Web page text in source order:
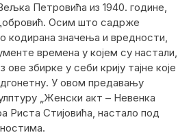
Петровића из 1940. године,
Осим што садрже
кодирана значења и вредности,
времена у којем су настали,
ове збирке у себи крију тајне које
У овом предавању
„Женски акт – Невенка
Риста Стијовића, настало под